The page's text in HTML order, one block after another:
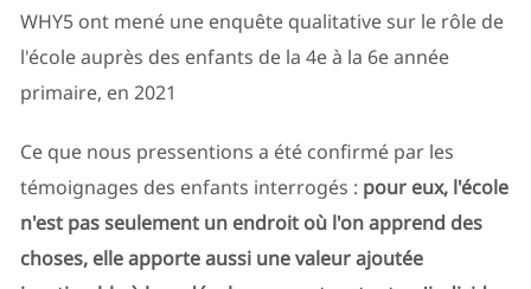
WHY5 ont mené une enquête qualitative sur le rôle de
l'école auprès des enfants de la 4e à la 6e année
primaire, en 2021
Ce que nous pressentions a été confirmé par les
témoignages des enfants interrogés : pour eux, l'école
n'est pas seulement un endroit où l'on apprend des
choses, elle apporte aussi une valeur ajoutée